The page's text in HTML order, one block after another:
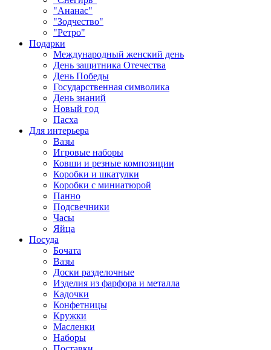
"Ананас"
"Зодчество"
"Ретро"
Подарки
Международный женский день
День защитника Отечества
День Победы
Государственная символика
День знаний
Новый год
Пасха
Для интерьера
Вазы
Игровые наборы
Ковши и резные композиции
Коробки и шкатулки
Коробки с миниатюрой
Панно
Подсвечники
Часы
Яйца
Посуда
Бочата
Вазы
Доски разделочные
Изделия из фарфора и металла
Кадочки
Конфетницы
Кружки
Масленки
Наборы